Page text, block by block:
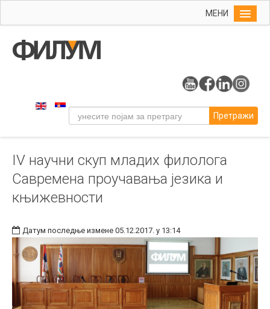
МЕНИ
Упис
Уметност
Издаваштво
Библиотека
Студенти
Претражи
IV научни скуп младих филолога
Савремена проучавања језика и
књижевности
Датум последње измене 05.12.2017. у 13:14